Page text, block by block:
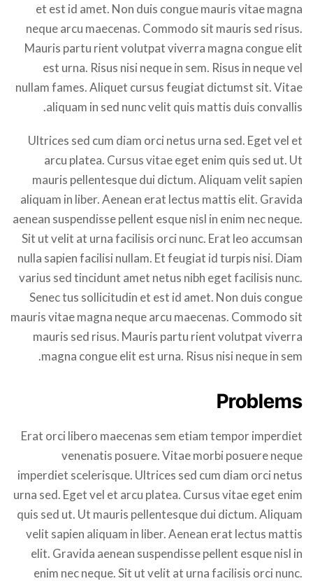
et est id amet. Non duis congue mauris vitae magna
neque arcu maecenas. Commodo sit mauris sed risus.
Mauris partu rient volutpat viverra magna congue elit
est urna. Risus nisi neque in sem. Risus in neque vel
nullam fames. Aliquet cursus feugiat dictumst sit. Vitae
aliquam in sed nunc velit quis mattis duis convallis.
Ultrices sed cum diam orci netus urna sed. Eget vel et
arcu platea. Cursus vitae eget enim quis sed ut. Ut
mauris pellentesque dui dictum. Aliquam velit sapien
aliquam in liber. Aenean erat lectus mattis elit. Gravida
aenean suspendisse pellent esque nisl in enim nec neque.
Sit ut velit at urna facilisis orci nunc. Erat leo accumsan
nulla sapien facilisi nullam. Et feugiat id turpis nisi. Diam
varius sed tincidunt amet netus nibh eget facilisis nunc.
Senec tus sollicitudin et est id amet. Non duis congue
mauris vitae magna neque arcu maecenas. Commodo sit
mauris sed risus. Mauris partu rient volutpat viverra
magna congue elit est urna. Risus nisi neque in sem.
Problems
Erat orci libero maecenas sem etiam tempor imperdiet
venenatis posuere. Vitae morbi posuere neque
imperdiet scelerisque. Ultrices sed cum diam orci netus
urna sed. Eget vel et arcu platea. Cursus vitae eget enim
quis sed ut. Ut mauris pellentesque dui dictum. Aliquam
velit sapien aliquam in liber. Aenean erat lectus mattis
elit. Gravida aenean suspendisse pellent esque nisl in
enim nec neque. Sit ut velit at urna facilisis orci nunc.